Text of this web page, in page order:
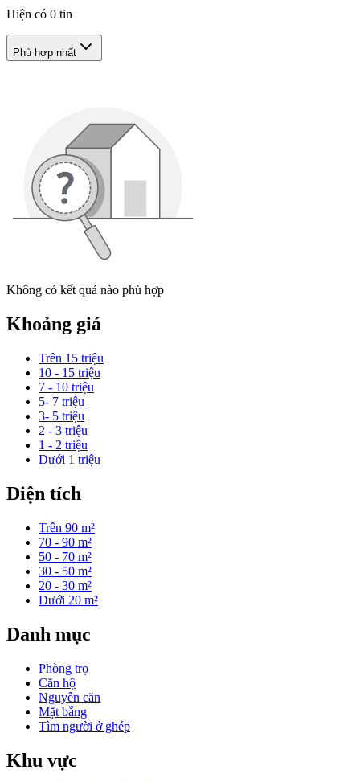
Hiện có 0 tin
Phù hợp nhất
Không có kết quả nào phù hợp
Khoảng giá
Trên 15 triệu
10 - 15 triệu
7 - 10 triệu
5- 7 triệu
3- 5 triệu
2 - 3 triệu
1 - 2 triệu
Dưới 1 triệu
Diện tích
Trên 90 m²
70 - 90 m²
50 - 70 m²
30 - 50 m²
20 - 30 m²
Dưới 20 m²
Danh mục
Phòng trọ
Căn hộ
Nguyên căn
Mặt bằng
Tìm người ở ghép
Khu vực